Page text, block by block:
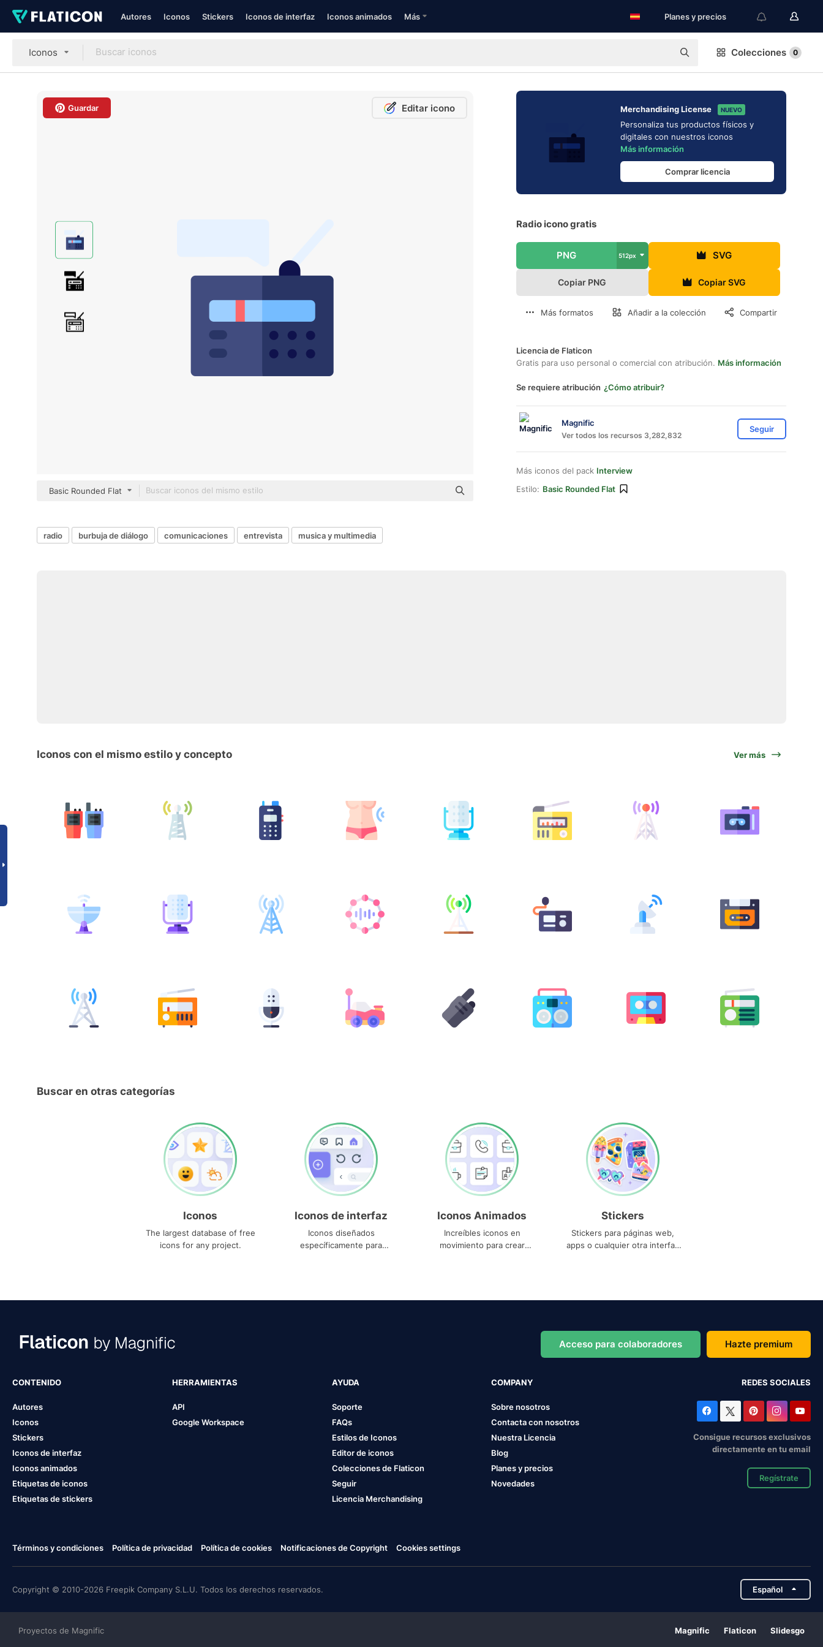
Autores Iconos Stickers Iconos de interfaz Iconos animados Más Planes y precios
Iconos Colecciones 0
Guardar Editar icono
Basic Rounded Flat
Merchandising License NUEVO
Personaliza tus productos físicos y
digitales con nuestros iconos
Más información
Comprar licencia
Radio icono gratis
PNG 512px SVG
Copiar PNG Copiar SVG
Más formatos Añadir a la colección Compartir
Licencia de Flaticon
Gratis para uso personal o comercial con atribución. Más información
Se requiere atribución ¿Cómo atribuir?
Magnific
Ver todos los recursos 3,282,832
Seguir
Más iconos del pack Interview
Estilo: Basic Rounded Flat
radio burbuja de diálogo comunicaciones entrevista musica y multimedia
Iconos con el mismo estilo y concepto Ver más
Buscar en otras categorías
Iconos
The largest database of free
icons for any project.
Iconos de interfaz
Iconos diseñados
específicamente para
Iconos Animados
Increíbles iconos en
movimiento para crear
Stickers
Stickers para páginas web,
apps o cualquier otra interfaz
Acceso para colaboradores Hazte premium
CONTENIDO
Autores
Iconos
Stickers
Iconos de interfaz
Iconos animados
Etiquetas de iconos
Etiquetas de stickers
HERRAMIENTAS
API
Google Workspace
AYUDA
Soporte
FAQs
Estilos de Iconos
Editor de iconos
Colecciones de Flaticon
Seguir
Licencia Merchandising
COMPANY
Sobre nosotros
Contacta con nosotros
Nuestra Licencia
Blog
Planes y precios
Novedades
REDES SOCIALES
Consigue recursos exclusivos
directamente en tu email
Regístrate
Términos y condiciones Política de privacidad Política de cookies Notificaciones de Copyright Cookies settings
Copyright © 2010-2026 Freepik Company S.L.U. Todos los derechos reservados. Español
Proyectos de Magnific Magnific Flaticon Slidesgo